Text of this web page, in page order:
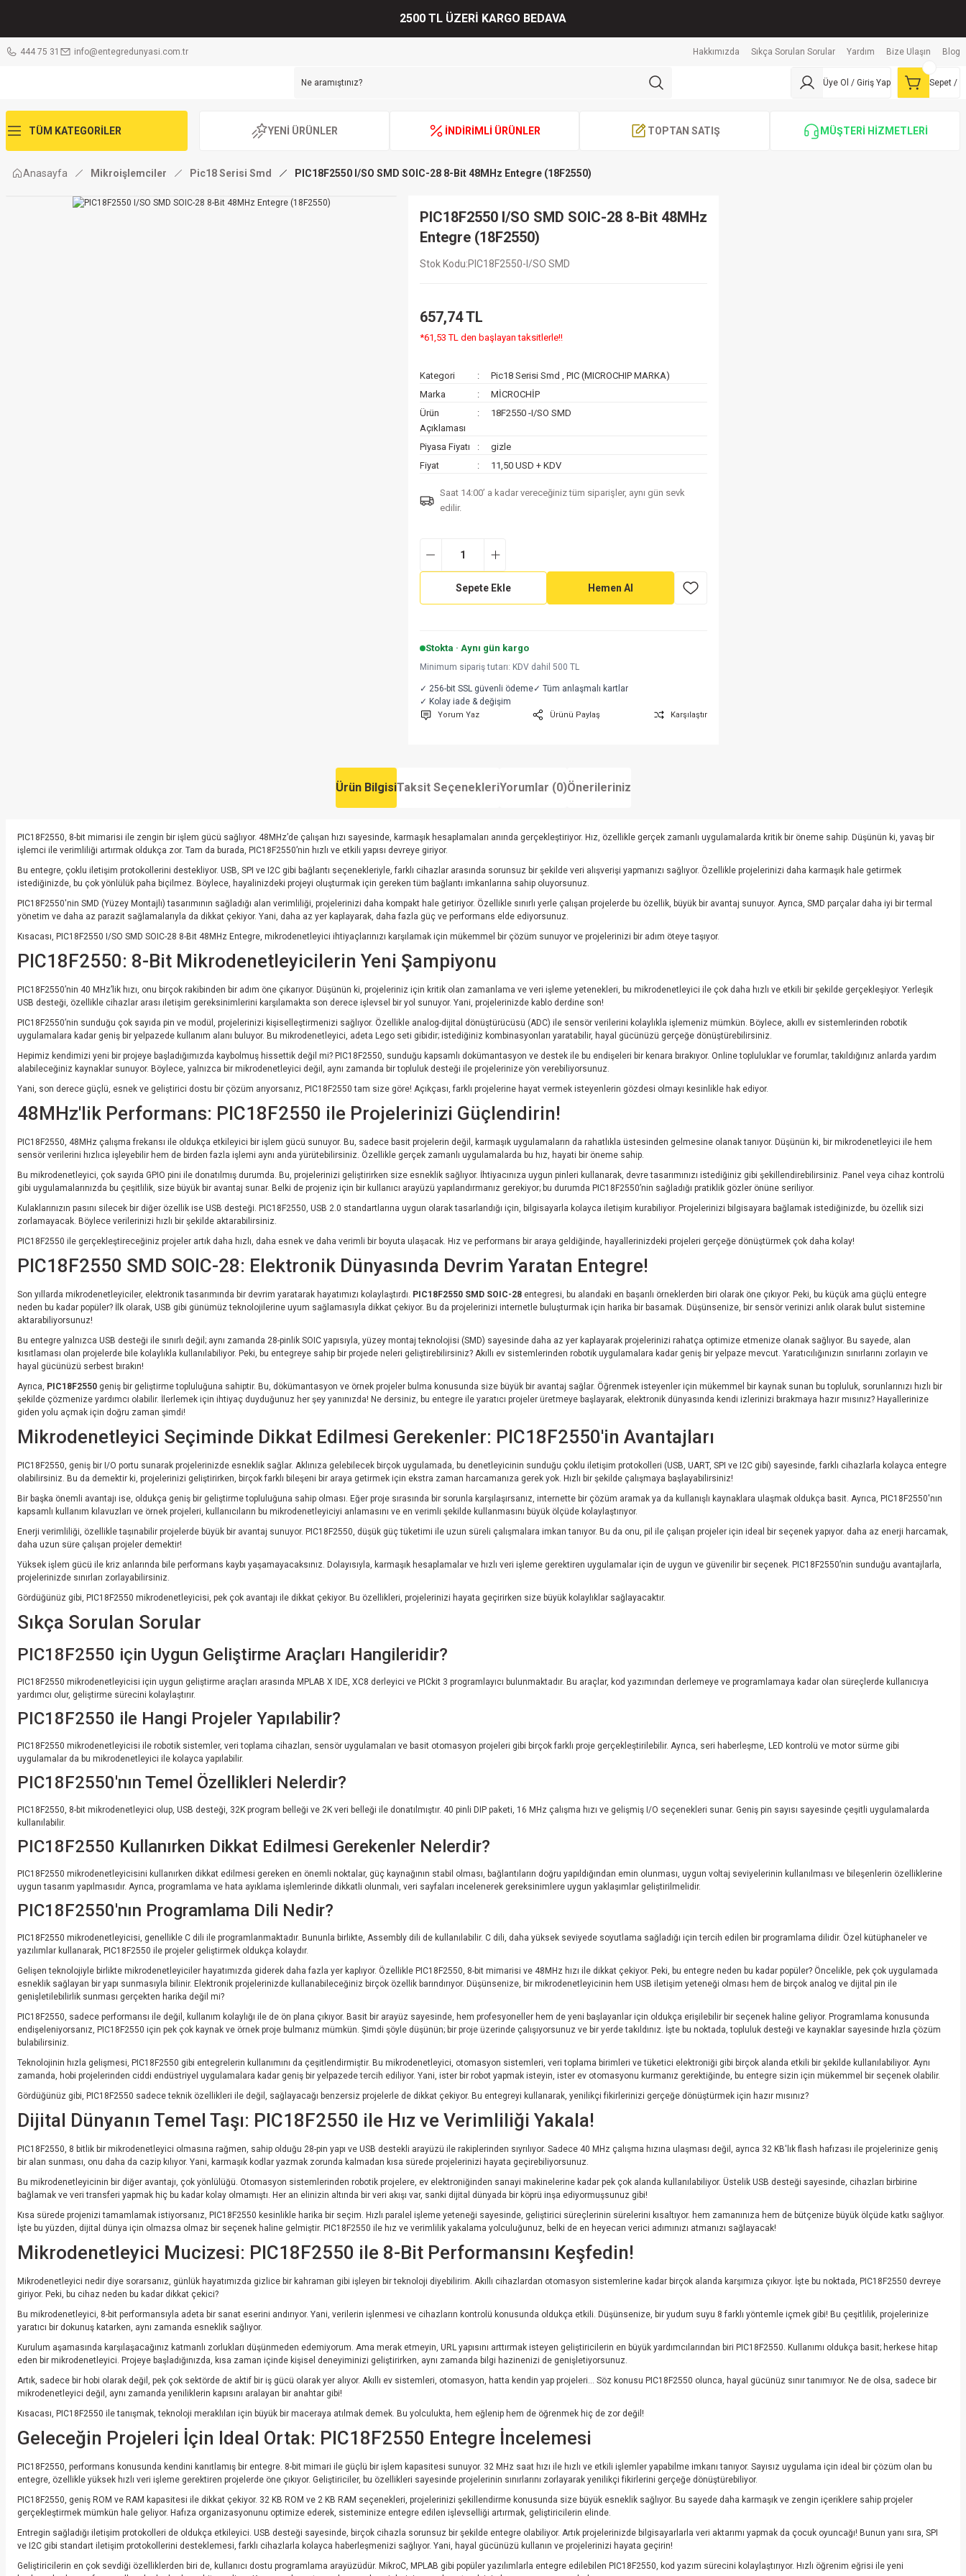
2500 TL ÜZERİ KARGO BEDAVA
444 75 31 info@entegredunyasi.com.tr Hakkımızda Sıkça Sorulan Sorular Yardım Bize Ulaşın Blog
Üye Ol / Giriş Yap Sepet /
TÜM KATEGORİLER YENİ ÜRÜNLER İNDİRİMLİ ÜRÜNLER TOPTAN SATIŞ MÜŞTERİ HİZMETLERİ
Anasayfa Mikroişlemciler Pic18 Serisi Smd PIC18F2550 I/SO SMD SOIC-28 8-Bit 48MHz Entegre (18F2550)
PIC18F2550 I/SO SMD SOIC-28 8-Bit 48MHz
Entegre (18F2550)
Stok Kodu PIC18F2550-I/SO SMD
657,74 TL
*61,53 TL den başlayan taksitlerle!!
Kategori Pic18 Serisi Smd , PIC (MICROCHIP MARKA)
Marka
MİCROCHİP
Ürün
Açıklaması
18F2550 -I/SO SMD
Piyasa Fiyatı
gizle
Fiyat
11,50 USD + KDV
Saat 14:00’ a kadar vereceğiniz tüm siparişler, aynı gün sevk
edilir.
Sepete Ekle Hemen Al
Stokta · Aynı gün kargo
Minimum sipariş tutarı: KDV dahil 500 TL
✓ 256-bit SSL güvenli ödeme✓ Tüm anlaşmalı kartlar
✓ Kolay iade & değişim
Yorum Yaz Ürünü Paylaş Karşılaştır
Ürün BilgisiTaksit SeçenekleriYorumlar (0)Önerileriniz
PIC18F2550, 8-bit mimarisi ile zengin bir işlem gücü sağlıyor. 48MHz’de çalışan hızı sayesinde, karmaşık hesaplamaları anında gerçekleştiriyor. Hız, özellikle gerçek zamanlı uygulamalarda kritik bir öneme sahip. Düşünün ki, yavaş bir
işlemci ile verimliliği artırmak oldukça zor. Tam da burada, PIC18F2550’nin hızlı ve etkili yapısı devreye giriyor.
Bu entegre, çoklu iletişim protokollerini destekliyor. USB, SPI ve I2C gibi bağlantı seçenekleriyle, farklı cihazlar arasında sorunsuz bir şekilde veri alışverişi yapmanızı sağlıyor. Özellikle projelerinizi daha karmaşık hale getirmek
istediğinizde, bu çok yönlülük paha biçilmez. Böylece, hayalinizdeki projeyi oluşturmak için gereken tüm bağlantı imkanlarına sahip oluyorsunuz.
PIC18F2550'nin SMD (Yüzey Montajlı) tasarımının sağladığı alan verimliliği, projelerinizi daha kompakt hale getiriyor. Özellikle sınırlı yerle çalışan projelerde bu özellik, büyük bir avantaj sunuyor. Ayrıca, SMD parçalar daha iyi bir termal
yönetim ve daha az parazit sağlamalarıyla da dikkat çekiyor. Yani, daha az yer kaplayarak, daha fazla güç ve performans elde ediyorsunuz.
Kısacası, PIC18F2550 I/SO SMD SOIC-28 8-Bit 48MHz Entegre, mikrodenetleyici ihtiyaçlarınızı karşılamak için mükemmel bir çözüm sunuyor ve projelerinizi bir adım öteye taşıyor.
PIC18F2550: 8-Bit Mikrodenetleyicilerin Yeni Şampiyonu
PIC18F2550’nin 40 MHz’lik hızı, onu birçok rakibinden bir adım öne çıkarıyor. Düşünün ki, projeleriniz için kritik olan zamanlama ve veri işleme yetenekleri, bu mikrodenetleyici ile çok daha hızlı ve etkili bir şekilde gerçekleşiyor. Yerleşik
USB desteği, özellikle cihazlar arası iletişim gereksinimlerini karşılamakta son derece işlevsel bir yol sunuyor. Yani, projelerinizde kablo derdine son!
PIC18F2550’nin sunduğu çok sayıda pin ve modül, projelerinizi kişiselleştirmenizi sağlıyor. Özellikle analog-dijital dönüştürücüsü (ADC) ile sensör verilerini kolaylıkla işlemeniz mümkün. Böylece, akıllı ev sistemlerinden robotik
uygulamalara kadar geniş bir yelpazede kullanım alanı buluyor. Bu mikrodenetleyici, adeta Lego seti gibidir; istediğiniz kombinasyonları yaratabilir, hayal gücünüzü gerçeğe dönüştürebilirsiniz.
Hepimiz kendimizi yeni bir projeye başladığımızda kaybolmuş hissettik değil mi? PIC18F2550, sunduğu kapsamlı dokümantasyon ve destek ile bu endişeleri bir kenara bırakıyor. Online topluluklar ve forumlar, takıldığınız anlarda yardım
alabileceğiniz kaynaklar sunuyor. Böylece, yalnızca bir mikrodenetleyici değil, aynı zamanda bir topluluk desteği ile projelerinize yön verebiliyorsunuz.
Yani, son derece güçlü, esnek ve geliştirici dostu bir çözüm arıyorsanız, PIC18F2550 tam size göre! Açıkçası, farklı projelerine hayat vermek isteyenlerin gözdesi olmayı kesinlikle hak ediyor.
48MHz'lik Performans: PIC18F2550 ile Projelerinizi Güçlendirin!
PIC18F2550, 48MHz çalışma frekansı ile oldukça etkileyici bir işlem gücü sunuyor. Bu, sadece basit projelerin değil, karmaşık uygulamaların da rahatlıkla üstesinden gelmesine olanak tanıyor. Düşünün ki, bir mikrodenetleyici ile hem
sensör verilerini hızlıca işleyebilir hem de birden fazla işlemi aynı anda yürütebilirsiniz. Özellikle gerçek zamanlı uygulamalarda bu hız, hayati bir öneme sahip.
Bu mikrodenetleyici, çok sayıda GPIO pini ile donatılmış durumda. Bu, projelerinizi geliştirirken size esneklik sağlıyor. İhtiyacınıza uygun pinleri kullanarak, devre tasarımınızı istediğiniz gibi şekillendirebilirsiniz. Panel veya cihaz kontrolü
gibi uygulamalarınızda bu çeşitlilik, size büyük bir avantaj sunar. Belki de projeniz için bir kullanıcı arayüzü yapılandırmanız gerekiyor; bu durumda PIC18F2550’nin sağladığı pratiklik gözler önüne seriliyor.
Kulaklarınızın pasını silecek bir diğer özellik ise USB desteği. PIC18F2550, USB 2.0 standartlarına uygun olarak tasarlandığı için, bilgisayarla kolayca iletişim kurabiliyor. Projelerinizi bilgisayara bağlamak istediğinizde, bu özellik sizi
zorlamayacak. Böylece verilerinizi hızlı bir şekilde aktarabilirsiniz.
PIC18F2550 ile gerçekleştireceğiniz projeler artık daha hızlı, daha esnek ve daha verimli bir boyuta ulaşacak. Hız ve performans bir araya geldiğinde, hayallerinizdeki projeleri gerçeğe dönüştürmek çok daha kolay!
PIC18F2550 SMD SOIC-28: Elektronik Dünyasında Devrim Yaratan Entegre!
Son yıllarda mikrodenetleyiciler, elektronik tasarımında bir devrim yaratarak hayatımızı kolaylaştırdı. PIC18F2550 SMD SOIC-28 entegresi, bu alandaki en başarılı örneklerden biri olarak öne çıkıyor. Peki, bu küçük ama güçlü entegre
neden bu kadar popüler? İlk olarak, USB gibi günümüz teknolojilerine uyum sağlamasıyla dikkat çekiyor. Bu da projelerinizi internetle buluşturmak için harika bir basamak. Düşünsenize, bir sensör verinizi anlık olarak bulut sistemine
aktarabiliyorsunuz!
Bu entegre yalnızca USB desteği ile sınırlı değil; aynı zamanda 28-pinlik SOIC yapısıyla, yüzey montaj teknolojisi (SMD) sayesinde daha az yer kaplayarak projelerinizi rahatça optimize etmenize olanak sağlıyor. Bu sayede, alan
kısıtlaması olan projelerde bile kolaylıkla kullanılabiliyor. Peki, bu entegreye sahip bir projede neleri geliştirebilirsiniz? Akıllı ev sistemlerinden robotik uygulamalara kadar geniş bir yelpaze mevcut. Yaratıcılığınızın sınırlarını zorlayın ve
hayal gücünüzü serbest bırakın!
Ayrıca, PIC18F2550 geniş bir geliştirme topluluğuna sahiptir. Bu, dökümantasyon ve örnek projeler bulma konusunda size büyük bir avantaj sağlar. Öğrenmek isteyenler için mükemmel bir kaynak sunan bu topluluk, sorunlarınızı hızlı bir
şekilde çözmenize yardımcı olabilir. İlerlemek için ihtiyaç duyduğunuz her şey yanınızda! Ne dersiniz, bu entegre ile yaratıcı projeler üretmeye başlayarak, elektronik dünyasında kendi izlerinizi bırakmaya hazır mısınız? Hayallerinize
giden yolu açmak için doğru zaman şimdi!
Mikrodenetleyici Seçiminde Dikkat Edilmesi Gerekenler: PIC18F2550'in Avantajları
PIC18F2550, geniş bir I/O portu sunarak projelerinizde esneklik sağlar. Aklınıza gelebilecek birçok uygulamada, bu denetleyicinin sunduğu çoklu iletişim protokolleri (USB, UART, SPI ve I2C gibi) sayesinde, farklı cihazlarla kolayca entegre
olabilirsiniz. Bu da demektir ki, projelerinizi geliştirirken, birçok farklı bileşeni bir araya getirmek için ekstra zaman harcamanıza gerek yok. Hızlı bir şekilde çalışmaya başlayabilirsiniz!
Bir başka önemli avantajı ise, oldukça geniş bir geliştirme topluluğuna sahip olması. Eğer proje sırasında bir sorunla karşılaşırsanız, internette bir çözüm aramak ya da kullanışlı kaynaklara ulaşmak oldukça basit. Ayrıca, PIC18F2550'nın
kapsamlı kullanım kılavuzları ve örnek projeleri, kullanıcıların bu mikrodenetleyiciyi anlamasını ve en verimli şekilde kullanmasını büyük ölçüde kolaylaştırıyor.
Enerji verimliliği, özellikle taşınabilir projelerde büyük bir avantaj sunuyor. PIC18F2550, düşük güç tüketimi ile uzun süreli çalışmalara imkan tanıyor. Bu da onu, pil ile çalışan projeler için ideal bir seçenek yapıyor. daha az enerji harcamak,
daha uzun süre çalışan projeler demektir!
Yüksek işlem gücü ile kriz anlarında bile performans kaybı yaşamayacaksınız. Dolayısıyla, karmaşık hesaplamalar ve hızlı veri işleme gerektiren uygulamalar için de uygun ve güvenilir bir seçenek. PIC18F2550’nin sunduğu avantajlarla,
projelerinizde sınırları zorlayabilirsiniz.
Gördüğünüz gibi, PIC18F2550 mikrodenetleyicisi, pek çok avantajı ile dikkat çekiyor. Bu özellikleri, projelerinizi hayata geçirirken size büyük kolaylıklar sağlayacaktır.
Sıkça Sorulan Sorular
PIC18F2550 için Uygun Geliştirme Araçları Hangileridir?
PIC18F2550 mikrodenetleyicisi için uygun geliştirme araçları arasında MPLAB X IDE, XC8 derleyici ve PICkit 3 programlayıcı bulunmaktadır. Bu araçlar, kod yazımından derlemeye ve programlamaya kadar olan süreçlerde kullanıcıya
yardımcı olur, geliştirme sürecini kolaylaştırır.
PIC18F2550 ile Hangi Projeler Yapılabilir?
PIC18F2550 mikrodenetleyicisi ile robotik sistemler, veri toplama cihazları, sensör uygulamaları ve basit otomasyon projeleri gibi birçok farklı proje gerçekleştirilebilir. Ayrıca, seri haberleşme, LED kontrolü ve motor sürme gibi
uygulamalar da bu mikrodenetleyici ile kolayca yapılabilir.
PIC18F2550'nın Temel Özellikleri Nelerdir?
PIC18F2550, 8-bit mikrodenetleyici olup, USB desteği, 32K program belleği ve 2K veri belleği ile donatılmıştır. 40 pinli DIP paketi, 16 MHz çalışma hızı ve gelişmiş I/O seçenekleri sunar. Geniş pin sayısı sayesinde çeşitli uygulamalarda
kullanılabilir.
PIC18F2550 Kullanırken Dikkat Edilmesi Gerekenler Nelerdir?
PIC18F2550 mikrodenetleyicisini kullanırken dikkat edilmesi gereken en önemli noktalar, güç kaynağının stabil olması, bağlantıların doğru yapıldığından emin olunması, uygun voltaj seviyelerinin kullanılması ve bileşenlerin özelliklerine
uygun tasarım yapılmasıdır. Ayrıca, programlama ve hata ayıklama işlemlerinde dikkatli olunmalı, veri sayfaları incelenerek gereksinimlere uygun yaklaşımlar geliştirilmelidir.
PIC18F2550'nın Programlama Dili Nedir?
PIC18F2550 mikrodenetleyicisi, genellikle C dili ile programlanmaktadır. Bununla birlikte, Assembly dili de kullanılabilir. C dili, daha yüksek seviyede soyutlama sağladığı için tercih edilen bir programlama dilidir. Özel kütüphaneler ve
yazılımlar kullanarak, PIC18F2550 ile projeler geliştirmek oldukça kolaydır.
Gelişen teknolojiyle birlikte mikrodenetleyiciler hayatımızda giderek daha fazla yer kaplıyor. Özellikle PIC18F2550, 8-bit mimarisi ve 48MHz hızı ile dikkat çekiyor. Peki, bu entegre neden bu kadar popüler? Öncelikle, pek çok uygulamada
esneklik sağlayan bir yapı sunmasıyla bilinir. Elektronik projelerinizde kullanabileceğiniz birçok özellik barındırıyor. Düşünsenize, bir mikrodenetleyicinin hem USB iletişim yeteneği olması hem de birçok analog ve dijital pin ile
genişletilebilirlik sunması gerçekten harika değil mi?
PIC18F2550, sadece performansı ile değil, kullanım kolaylığı ile de ön plana çıkıyor. Basit bir arayüz sayesinde, hem profesyoneller hem de yeni başlayanlar için oldukça erişilebilir bir seçenek haline geliyor. Programlama konusunda
endişeleniyorsanız, PIC18F2550 için pek çok kaynak ve örnek proje bulmanız mümkün. Şimdi şöyle düşünün; bir proje üzerinde çalışıyorsunuz ve bir yerde takıldınız. İşte bu noktada, topluluk desteği ve kaynaklar sayesinde hızla çözüm
bulabilirsiniz.
Teknolojinin hızla gelişmesi, PIC18F2550 gibi entegrelerin kullanımını da çeşitlendirmiştir. Bu mikrodenetleyici, otomasyon sistemleri, veri toplama birimleri ve tüketici elektroniği gibi birçok alanda etkili bir şekilde kullanılabiliyor. Aynı
zamanda, hobi projelerinden ciddi endüstriyel uygulamalara kadar geniş bir yelpazede tercih ediliyor. Yani, ister bir robot yapmak isteyin, ister ev otomasyonu kurmanız gerektiğinde, bu entegre sizin için mükemmel bir seçenek olabilir.
Gördüğünüz gibi, PIC18F2550 sadece teknik özellikleri ile değil, sağlayacağı benzersiz projelerle de dikkat çekiyor. Bu entegreyi kullanarak, yenilikçi fikirlerinizi gerçeğe dönüştürmek için hazır mısınız?
Dijital Dünyanın Temel Taşı: PIC18F2550 ile Hız ve Verimliliği Yakala!
PIC18F2550, 8 bitlik bir mikrodenetleyici olmasına rağmen, sahip olduğu 28-pin yapı ve USB destekli arayüzü ile rakiplerinden sıyrılıyor. Sadece 40 MHz çalışma hızına ulaşması değil, ayrıca 32 KB'lık flash hafızası ile projelerinize geniş
bir alan sunması, onu daha da cazip kılıyor. Yani, karmaşık kodlar yazmak zorunda kalmadan kısa sürede projelerinizi hayata geçirebiliyorsunuz.
Bu mikrodenetleyicinin bir diğer avantajı, çok yönlülüğü. Otomasyon sistemlerinden robotik projelere, ev elektroniğinden sanayi makinelerine kadar pek çok alanda kullanılabiliyor. Üstelik USB desteği sayesinde, cihazları birbirine
bağlamak ve veri transferi yapmak hiç bu kadar kolay olmamıştı. Her an elinizin altında bir veri akışı var, sanki dijital dünyada bir köprü inşa ediyormuşsunuz gibi!
Kısa sürede projenizi tamamlamak istiyorsanız, PIC18F2550 kesinlikle harika bir seçim. Hızlı paralel işleme yeteneği sayesinde, geliştirici süreçlerinin sürelerini kısaltıyor. hem zamanınıza hem de bütçenize büyük ölçüde katkı sağlıyor.
İşte bu yüzden, dijital dünya için olmazsa olmaz bir seçenek haline gelmiştir. PIC18F2550 ile hız ve verimlilik yakalama yolculuğunuz, belki de en heyecan verici adımınızı atmanızı sağlayacak!
Mikrodenetleyici Mucizesi: PIC18F2550 ile 8-Bit Performansını Keşfedin!
Mikrodenetleyici nedir diye sorarsanız, günlük hayatımızda gizlice bir kahraman gibi işleyen bir teknoloji diyebilirim. Akıllı cihazlardan otomasyon sistemlerine kadar birçok alanda karşımıza çıkıyor. İşte bu noktada, PIC18F2550 devreye
giriyor. Peki, bu cihaz neden bu kadar dikkat çekici?
Bu mikrodenetleyici, 8-bit performansıyla adeta bir sanat eserini andırıyor. Yani, verilerin işlenmesi ve cihazların kontrolü konusunda oldukça etkili. Düşünsenize, bir yudum suyu 8 farklı yöntemle içmek gibi! Bu çeşitlilik, projelerinize
yaratıcı bir dokunuş katarken, aynı zamanda esneklik sağlıyor.
Kurulum aşamasında karşılaşacağınız katmanlı zorlukları düşünmeden edemiyorum. Ama merak etmeyin, URL yapısını arttırmak isteyen geliştiricilerin en büyük yardımcılarından biri PIC18F2550. Kullanımı oldukça basit; herkese hitap
eden bir mikrodenetleyici. Projeye başladığınızda, kısa zaman içinde kişisel deneyiminizi geliştirirken, aynı zamanda bilgi hazinenizi de genişletiyorsunuz.
Artık, sadece bir hobi olarak değil, pek çok sektörde de aktif bir iş gücü olarak yer alıyor. Akıllı ev sistemleri, otomasyon, hatta kendin yap projeleri… Söz konusu PIC18F2550 olunca, hayal gücünüz sınır tanımıyor. Ne de olsa, sadece bir
mikrodenetleyici değil, aynı zamanda yeniliklerin kapısını aralayan bir anahtar gibi!
Kısacası, PIC18F2550 ile tanışmak, teknoloji meraklıları için büyük bir maceraya atılmak demek. Bu yolculukta, hem eğlenip hem de öğrenmek hiç de zor değil!
Geleceğin Projeleri İçin Ideal Ortak: PIC18F2550 Entegre İncelemesi
PIC18F2550, performans konusunda kendini kanıtlamış bir entegre. 8-bit mimari ile güçlü bir işlem kapasitesi sunuyor. 32 MHz saat hızı ile hızlı ve etkili işlemler yapabilme imkanı tanıyor. Sayısız uygulama için ideal bir çözüm olan bu
entegre, özellikle yüksek hızlı veri işleme gerektiren projelerde öne çıkıyor. Geliştiriciler, bu özellikleri sayesinde projelerinin sınırlarını zorlayarak yenilikçi fikirlerini gerçeğe dönüştürebiliyor.
PIC18F2550, geniş ROM ve RAM kapasitesi ile dikkat çekiyor. 32 KB ROM ve 2 KB RAM seçenekleri, projelerinizi şekillendirme konusunda size büyük esneklik sağlıyor. Bu sayede daha karmaşık ve zengin içeriklere sahip projeler
gerçekleştirmek mümkün hale geliyor. Hafıza organizasyonunu optimize ederek, sisteminize entegre edilen işlevselliği artırmak, geliştiricilerin elinde.
Entregin sağladığı iletişim protokolleri de oldukça etkileyici. USB desteği sayesinde, birçok cihazla sorunsuz bir şekilde entegre olabiliyor. Artık projelerinizde bilgisayarlarla veri aktarımı yapmak da çocuk oyuncağı! Bunun yanı sıra, SPI
ve I2C gibi standart iletişim protokollerini desteklemesi, farklı cihazlarla kolayca haberleşmenizi sağlıyor. Yani, hayal gücünüzü kullanın ve projelerinizi hayata geçirin!
Geliştiricilerin en çok sevdiği özelliklerden biri de, kullanıcı dostu programlama arayüzüdür. MikroC, MPLAB gibi popüler yazılımlarla entegre edilebilen PIC18F2550, kod yazım sürecini kolaylaştırıyor. Hızlı öğrenim eğrisi ile yeni